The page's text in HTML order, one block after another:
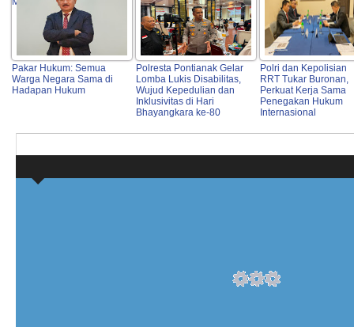
Pakar Hukum: Semua
Warga Negara Sama di
Hadapan Hukum
Polresta Pontianak Gelar
Lomba Lukis Disabilitas,
Wujud Kepedulian dan
Inklusivitas di Hari
Bhayangkara ke-80
Polri dan Kepolisian
RRT Tukar Buronan,
Perkuat Kerja Sama
Penegakan Hukum
Internasional